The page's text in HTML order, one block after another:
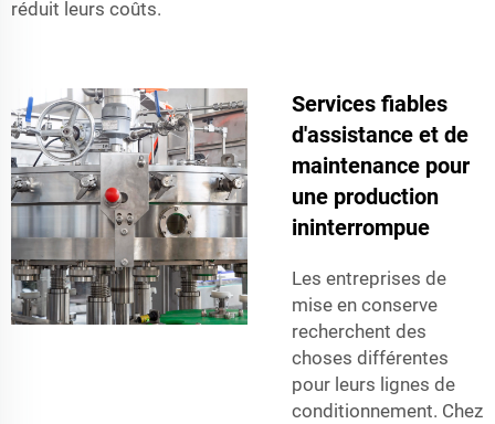
réduit leurs coûts.
Services fiables
d'assistance et de
maintenance pour
une production
ininterrompue
Les entreprises de
mise en conserve
recherchent des
choses différentes
pour leurs lignes de
conditionnement. Chez